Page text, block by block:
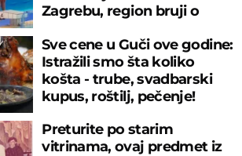
Zagrebu, region bruji o
Sve cene u Guči ove godine:
Istražili smo šta koliko
košta - trube, svadbarski
kupus, roštilj, pečenje!
Preturite po starim
vitrinama, ovaj predmet iz